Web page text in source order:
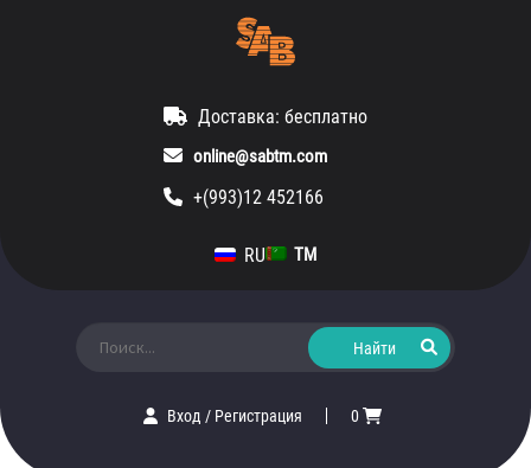
Доставка: бесплатно
online@sabtm.com
+(993)12 452166
RU TM
Вход/ Регистрация 0